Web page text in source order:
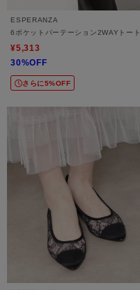
ESPERANZA
6ポケットパーテーション2WAYトート
¥5,313
30%OFF
さらに5%OFF